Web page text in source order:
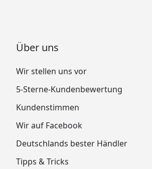
Über uns
Wir stellen uns vor
5-Sterne-Kundenbewertung
Kundenstimmen
Wir auf Facebook
Deutschlands bester Händler
Tipps & Tricks